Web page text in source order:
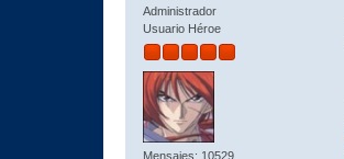
Administrador
Usuario Héroe
Mensajes: 10529